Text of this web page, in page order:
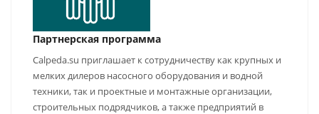
Партнерская программа
Calpeda.su приглашает к сотрудничеству как крупных и
мелких дилеров насосного оборудования и водной
техники, так и проектные и монтажные организации,
строительных подрядчиков, а также предприятий в